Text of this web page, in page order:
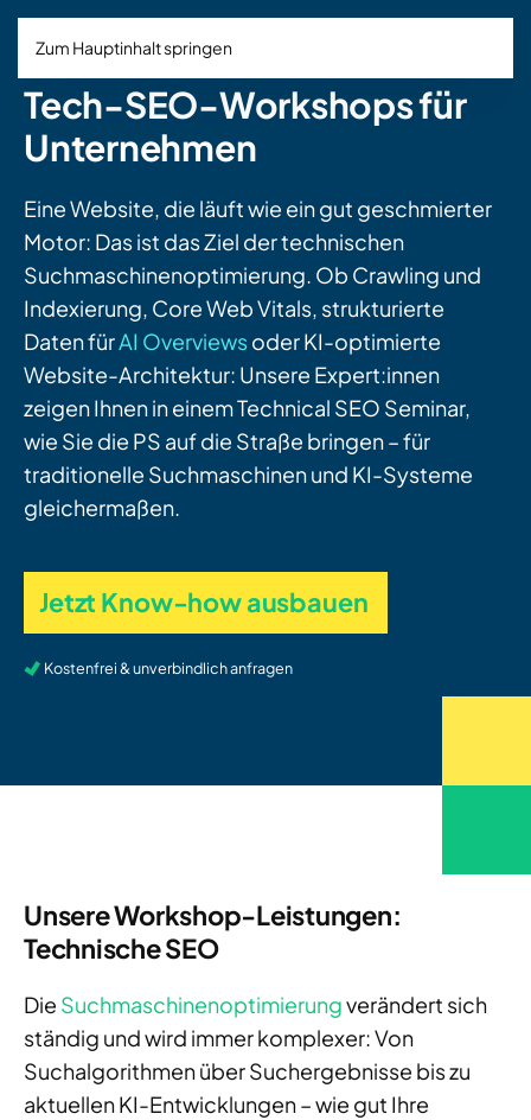
Zum Hauptinhalt springen
Tech-SEO-Workshops für
Unternehmen
Eine Website, die läuft wie ein gut geschmierter
Motor: Das ist das Ziel der technischen
Suchmaschinenoptimierung. Ob Crawling und
Indexierung, Core Web Vitals, strukturierte
Daten fürAI Overviews oder KI-optimierte
Website-Architektur: Unsere Expert:innen
zeigen Ihnen in einem Technical SEO Seminar,
wie Sie die PS auf die Straße bringen – für
traditionelle Suchmaschinen und KI-Systeme
gleichermaßen.
Jetzt Know-how ausbauen
Kostenfrei & unverbindlich anfragen
Unsere Workshop-Leistungen:
Technische SEO
Die Suchmaschinenoptimierungverändert sich
ständig und wird immer komplexer: Von
Suchalgorithmen über Suchergebnisse bis zu
aktuellen KI-Entwicklungen – wie gut Ihre